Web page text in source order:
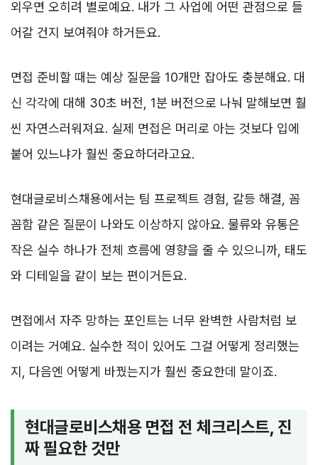
외우면 오히려 별로예요. 내가 그 사업에 어떤 관점으로 들
어갈 건지 보여줘야 하거든요.
면접 준비할 때는 예상 질문을 10개만 잡아도 충분해요. 대
신 각각에 대해 30초 버전, 1분 버전으로 나눠 말해보면 훨
씬 자연스러워져요. 실제 면접은 머리로 아는 것보다 입에
붙어 있느냐가 훨씬 중요하더라고요.
현대글로비스채용에서는 팀 프로젝트 경험, 갈등 해결, 꼼
꼼함 같은 질문이 나와도 이상하지 않아요. 물류와 유통은
작은 실수 하나가 전체 흐름에 영향을 줄 수 있으니까, 태도
와 디테일을 같이 보는 편이거든요.
면접에서 자주 망하는 포인트는 너무 완벽한 사람처럼 보
이려는 거예요. 실수한 적이 있어도 그걸 어떻게 정리했는
지, 다음엔 어떻게 바꿨는지가 훨씬 중요한데 말이죠.
현대글로비스채용 면접 전 체크리스트, 진
짜 필요한 것만